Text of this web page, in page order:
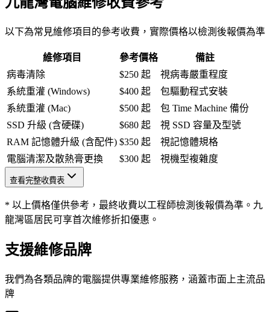
以下為常見維修項目的參考收費，實際價格以檢測後報價為準
維修項目 參考價格
備註
病毒清除
$250 起
視病毒嚴重程度
系統重灌 (Windows)
$400 起
包驅動程式安裝
系統重灌 (Mac)
$500 起
包 Time Machine 備份
SSD 升級 (含硬碟)
$680 起
視 SSD 容量及型號
RAM 記憶體升級 (含配件) $350 起
視記憶體規格
電腦清潔及散熱膏更換
$300 起 視機型複雜度
查看完整收費表
* 以上價格僅供參考，最終收費以工程師檢測後報價為準。九
龍灣區居民可享首次維修折扣優惠。
支援維修品牌
我們為各類品牌的電腦提供專業維修服務，涵蓋市面上主流品
牌